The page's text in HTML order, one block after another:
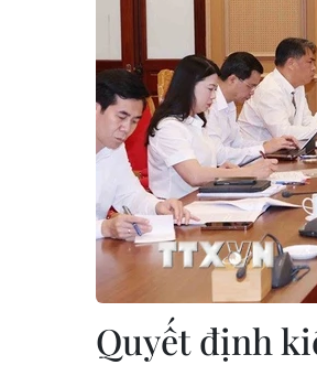
Quyết định